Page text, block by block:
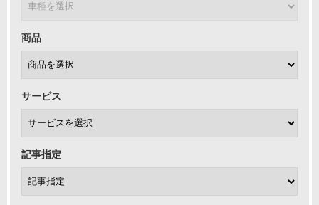
商品
サービス
記事指定